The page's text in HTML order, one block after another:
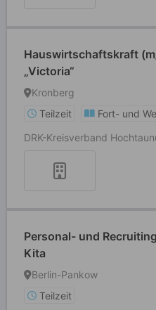
Hauswirtschaftskraft
„Victoria“
Kronberg
Teilzeit
Fort- und
DRK-Kreisverband
Personal- und
Kita
Berlin-Pankow
Teilzeit